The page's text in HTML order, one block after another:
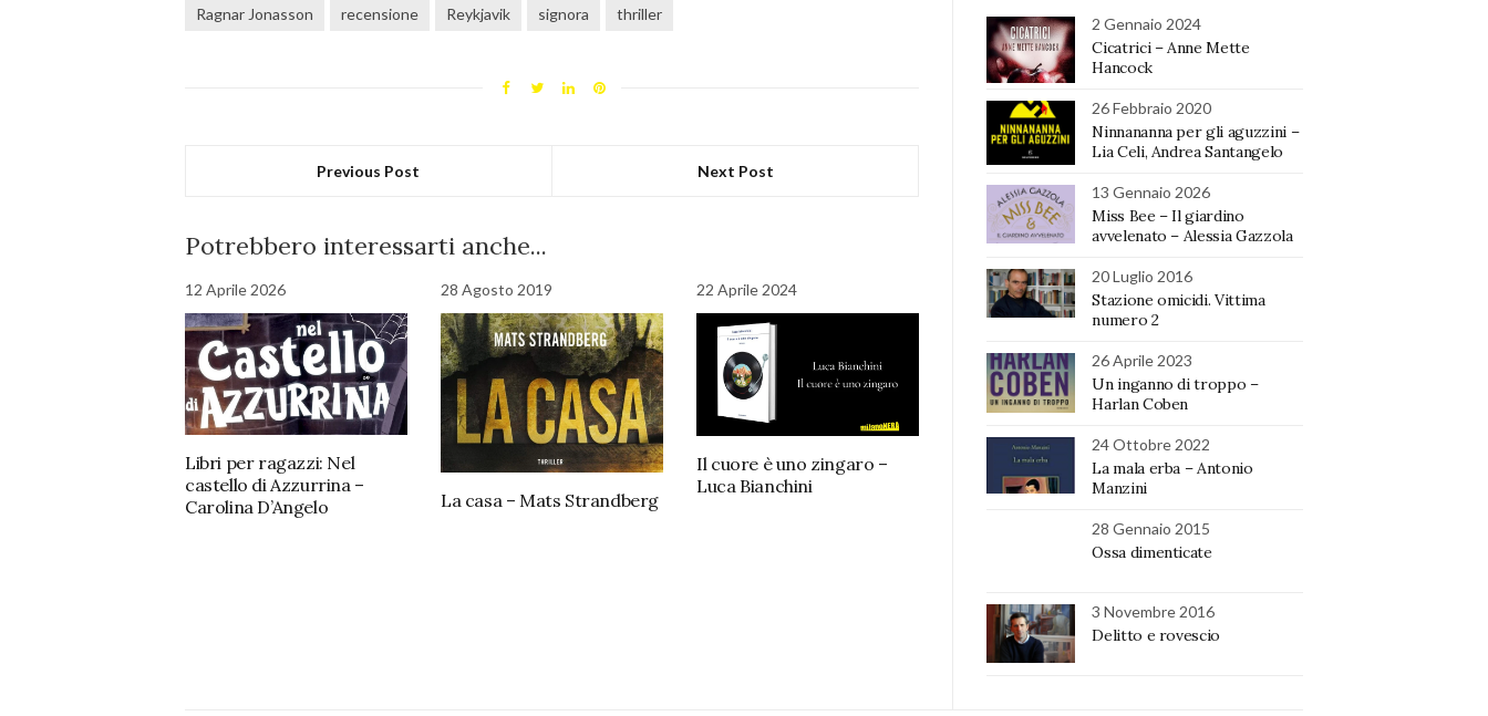
Ragnar Jonasson
recensione Reykjavik signora thriller
Previous Post Next Post
Potrebbero interessarti anche...
12 Aprile 2026
Libri per ragazzi: Nel
castello di Azzurrina –
Carolina D’Angelo
28 Agosto 2019
La casa – Mats Strandberg
22 Aprile 2024
Il cuore è uno zingaro –
Luca Bianchini
2 Gennaio 2024
Cicatrici – Anne Mette
Hancock
26 Febbraio 2020
Ninnananna per gli aguzzini –
Lia Celi, Andrea Santangelo
13 Gennaio 2026
Miss Bee – Il giardino
avvelenato – Alessia Gazzola
20 Luglio 2016
Stazione omicidi. Vittima
numero 2
26 Aprile 2023
Un inganno di troppo –
Harlan Coben
24 Ottobre 2022
La mala erba – Antonio
Manzini
28 Gennaio 2015
Ossa dimenticate
3 Novembre 2016
Delitto e rovescio